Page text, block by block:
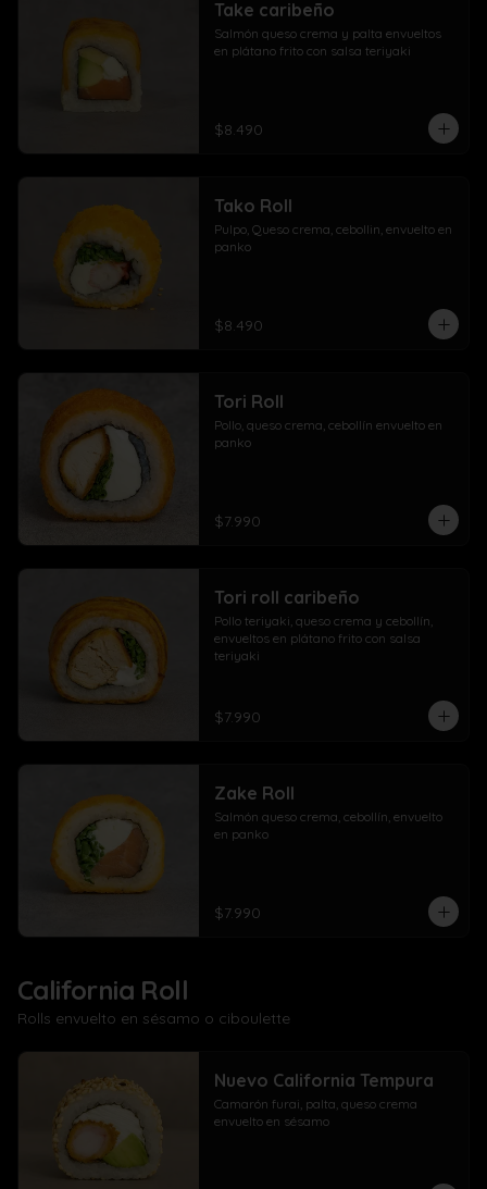
Take caribeño
Salmón queso crema y palta envueltos
en plátano frito con salsa teriyaki
$8.490
Tako Roll
Pulpo, Queso crema, cebollin, envuelto en
panko
$8.490
Tori Roll
Pollo, queso crema, cebollín envuelto en
panko
$7.990
Tori roll caribeño
Pollo teriyaki, queso crema y cebollín,
envueltos en plátano frito con salsa
teriyaki
$7.990
Zake Roll
Salmón queso crema, cebollín, envuelto
en panko
$7.990
California Roll
Rolls envuelto en sésamo o ciboulette
Nuevo California Tempura
Camarón furai, palta, queso crema
envuelto en sésamo